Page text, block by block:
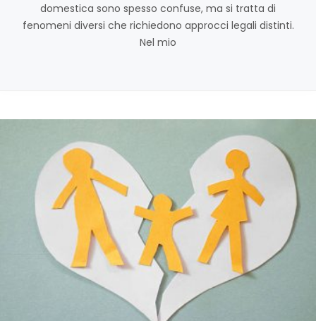
domestica sono spesso confuse, ma si tratta di
fenomeni diversi che richiedono approcci legali distinti.
Nel mio